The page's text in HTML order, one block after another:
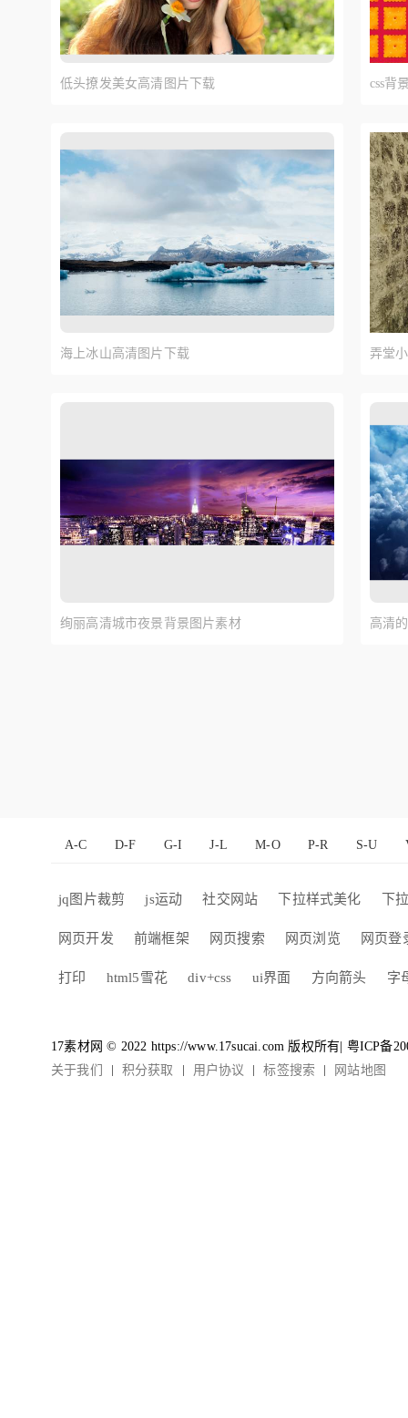
低头撩发美女高清图片下载 css背
海上冰山高清图片下载 弄堂
绚丽高清城市夜景背景图片素材 高清
A-C D-F G-I J-L M-O P-R S-U
jq图片裁剪 js运动 社交网站 下拉样式美化 下
网页开发 前端框架 网页搜索 网页浏览 网页登
打印 html5雪花 div+css ui界面 方向箭头 字
17素材网 © 2022 https://www.17sucai.com 版权所有| 粤ICP备
关于我们
积分获取 用户协议 标签搜索 网站地图